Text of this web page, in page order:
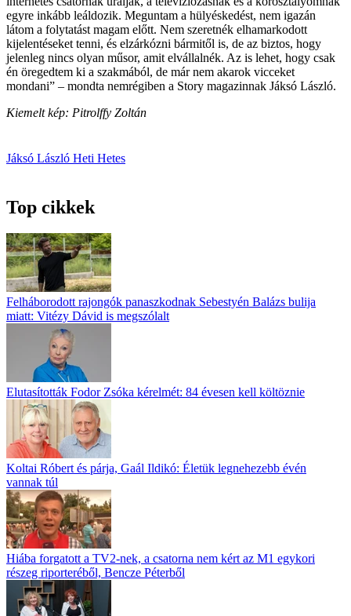
egyre inkább leáldozik. Meguntam a hülyéskedést, nem igazán
látom a folytatást magam előtt. Nem szeretnék elhamarkodott
kijelentéseket tenni, és elzárkózni bármitől is, de az biztos, hogy
jelenleg nincs olyan műsor, amit elvállalnék. Az is lehet, hogy csak
én öregedtem ki a szakmából, de már nem akarok vicceket
mondani” – mondta nemrégiben a Story magazinnak Jáksó László.
Kiemelt kép: Pitrolffy Zoltán
Jáksó László Heti Hetes
Top cikkek
Felháborodott rajongók panaszkodnak Sebestyén Balázs bulija
miatt: Vitézy Dávid is megszólalt
Elutasították Fodor Zsóka kérelmét: 84 évesen kell költöznie
Koltai Róbert és párja, Gaál Ildikó: Életük legnehezebb évén
vannak túl
Hiába forgatott a TV2-nek, a csatorna nem kért az M1 egykori
részeg riporteréből, Bencze Péterből